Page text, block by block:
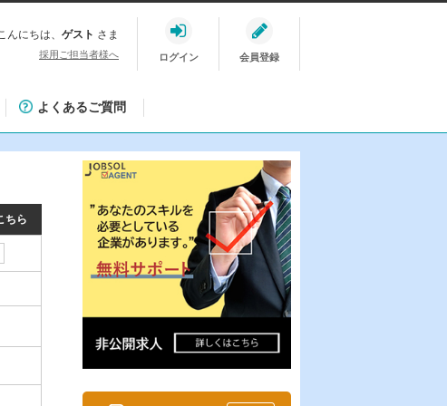
こんにちは、 ゲスト さま
採用ご担当者様へ ログイン 会員登録
よくあるご質問
ちら